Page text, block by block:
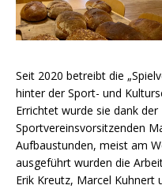
Seit 2020 betreibt die
hinter der Sport- und
Errichtet wurde sie dank der
Sportvereinsvorsitzenden
Aufbaustunden, meist am
ausgeführt wurden die
Erik Kreutz, Marcel Kuhnert